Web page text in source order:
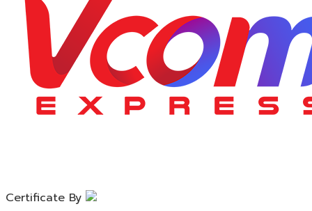
Certificate By